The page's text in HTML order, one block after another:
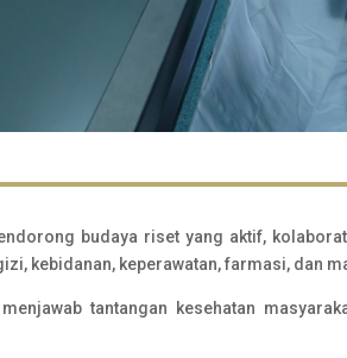
budaya riset yang aktif,
kebidanan, keperawatan, farmasi, dan
tantangan kesehatan